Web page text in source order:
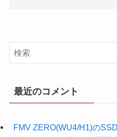
最近のコメント
FMV ZERO(WU4/H1)の